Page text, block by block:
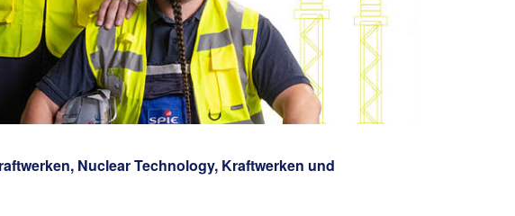
Nuclear Technology, Kraftwerken und